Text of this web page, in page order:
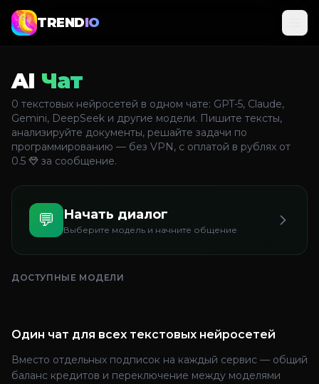
TRENDIO
AI Чат
0 текстовых нейросетей в одном чате: GPT-5, Claude,
Gemini, DeepSeek и другие модели. Пишите тексты,
анализируйте документы, решайте задачи по
программированию — без VPN, с оплатой в рублях от
0.5
за сообщение.
💬 Начать диалог
Выберите модель и начните общение
ДОСТУПНЫЕ МОДЕЛИ
Один чат для всех текстовых нейросетей
Вместо отдельных подписок на каждый сервис — общий
баланс кредитов и переключение между моделями